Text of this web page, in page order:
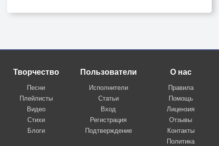
Творчество
Песни
Плейлисты
Видео
Стихи
Блоги
Пользователи
Исполнители
Статьи
Вход
Регистрация
Подтверждение
О нас
Правила
Помощь
Лицензия
Отзывы
Контакты
Политика